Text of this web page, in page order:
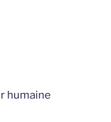
humaine